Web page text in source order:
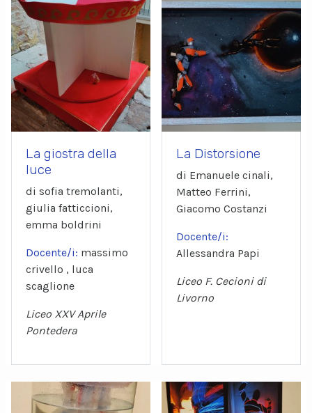
La giostra della
luce
di sofia tremolanti,
giulia fatticcioni,
emma boldrini
Docente/i: massimo
crivello , luca
scaglione
Liceo XXV Aprile
Pontedera
La Distorsione
di Emanuele cinali,
Matteo Ferrini,
Giacomo Costanzi
Docente/i:
Allessandra Papi
Liceo F. Cecioni di
Livorno